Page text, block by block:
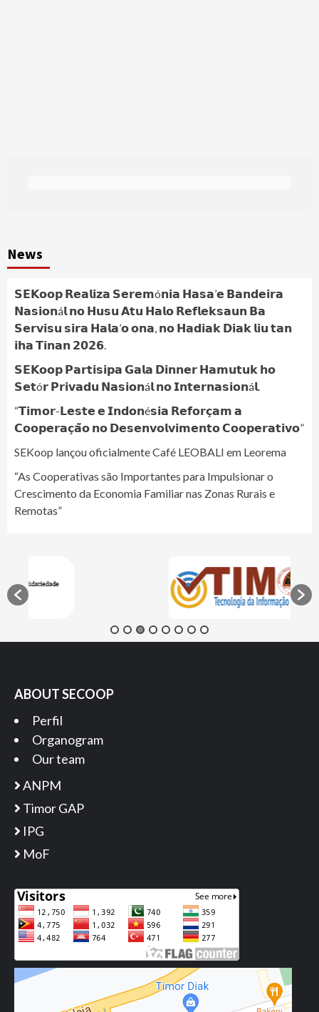
News
𝗦𝗘𝗞𝗼𝗼𝗽 𝗥𝗲𝗮𝗹𝗶𝘇𝗮 𝗦𝗲𝗿𝗲𝗺ó𝗻𝗶𝗮 𝗛𝗮𝘀𝗮’𝗲 𝗕𝗮𝗻𝗱𝗲𝗶𝗿𝗮
𝗡𝗮𝘀𝗶𝗼𝗻á𝗹 𝗻𝗼 𝗛𝘂𝘀𝘂 𝗔𝘁𝘂 𝗛𝗮𝗹𝗼 𝗥𝗲𝗳𝗹𝗲𝗸𝘀𝗮𝘂𝗻 𝗕𝗮
𝗦𝗲𝗿𝘃𝗶𝘀𝘂 𝘀𝗶𝗿𝗮 𝗛𝗮𝗹𝗮’𝗼 𝗼𝗻𝗮, 𝗻𝗼 𝗛𝗮𝗱𝗶𝗮𝗸 𝗗𝗶𝗮𝗸 𝗹𝗶𝘂 𝘁𝗮𝗻
𝗶𝗵𝗮 𝗧𝗶𝗻𝗮𝗻 𝟮𝟬𝟮𝟲.
𝗦𝗘𝗞𝗼𝗼𝗽 𝗣𝗮𝗿𝘁𝗶𝘀𝗶𝗽𝗮 𝗚𝗮𝗹𝗮 𝗗𝗶𝗻𝗻𝗲𝗿 𝗛𝗮𝗺𝘂𝘁𝘂𝗸 𝗵𝗼
𝗦𝗲𝘁ó𝗿 𝗣𝗿𝗶𝘃𝗮𝗱𝘂 𝗡𝗮𝘀𝗶𝗼𝗻á𝗹 𝗻𝗼 𝗜𝗻𝘁𝗲𝗿𝗻𝗮𝘀𝗶𝗼𝗻á𝗹.
“𝗧𝗶𝗺𝗼𝗿-𝗟𝗲𝘀𝘁𝗲 𝗲 𝗜𝗻𝗱𝗼𝗻é𝘀𝗶𝗮 𝗥𝗲𝗳𝗼𝗿𝗰̧𝗮𝗺 𝗮
𝗖𝗼𝗼𝗽𝗲𝗿𝗮𝗰̧𝗮̃𝗼 𝗻𝗼 𝗗𝗲𝘀𝗲𝗻𝘃𝗼𝗹𝘃𝗶𝗺𝗲𝗻𝘁𝗼 𝗖𝗼𝗼𝗽𝗲𝗿𝗮𝘁𝗶𝘃𝗼”
SEKoop lançou oficialmente Café LEOBALI em Leorema
“As Cooperativas são Importantes para Impulsionar o
Crescimento da Economia Familiar nas Zonas Rurais e
Remotas”
ABOUT SECOOP
Perfil
Organogram
Our team
ANPM
Timor GAP
IPG
MoF